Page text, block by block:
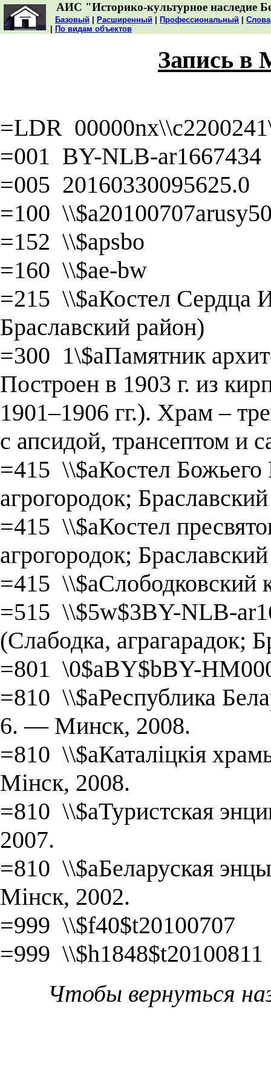
АИС "Историко-культурное наследие
Базовый Расширенный Профессиональный
По видам объектов
Запись в
=LDR
=001 BY-NLB-ar1667434
=005 20160330095625.0
=100
=152 \\$apsbo
=160 \\$ae-bw
=215 \\$aКостел Сердца
Браславский район)
=300 1\$aПамятник
Построен в 1903 г. из
1901–1906 гг.). Храм –
с апсидой, трансептом и
=415 \\$aКостел
агрогородок;
=415 \\$aКостел
агрогородок;
=415 \\$aСлободковский
=515 \\$5w$3BY-NLB-
(Слабодка, аграгарадок;
=801 \0$aBY$bBY-
=810 \\$aРеспублика
6. — Минск, 2008.
=810 \\$aКаталіцкія
Мінск, 2008.
=810 \\$aТуристская
2007.
=810 \\$aБеларуская
Мінск, 2002.
=999 \\$f40$t20100707
=999 \\$h1848$t20100811
Чтобы вернуться